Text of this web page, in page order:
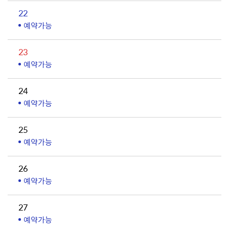
22
예약가능
23
예약가능
24
예약가능
25
예약가능
26
예약가능
27
예약가능